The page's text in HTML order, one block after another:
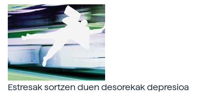
Estresak sortzen duen desorekak depresioa